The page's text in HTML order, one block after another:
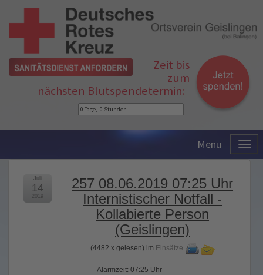
Zeit bis
zum
nächsten Blutspendetermin:
Menu
257 08.06.2019 07:25 Uhr
Internistischer Notfall -
Kollabierte Person
(Geislingen)
(4482 x gelesen) im Einsätze
Juli
14
2019
Alarmzeit: 07:25 Uhr